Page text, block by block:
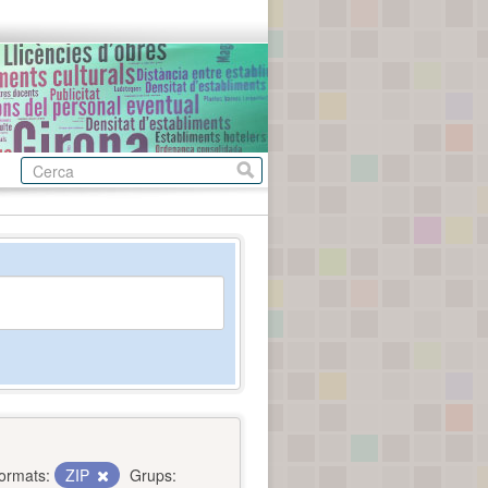
ZIP Grups: